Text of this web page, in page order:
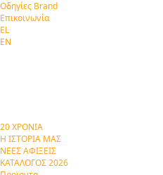
Οδηγίες Brand
Επικοινωνία
EL
EN
20 ΧΡΟΝΙΑ
Η ΙΣΤΟΡΙΑ ΜΑΣ
ΝΕΕΣ ΑΦΙΞΕΙΣ
ΚΑΤΑΛΟΓΟΣ 2026